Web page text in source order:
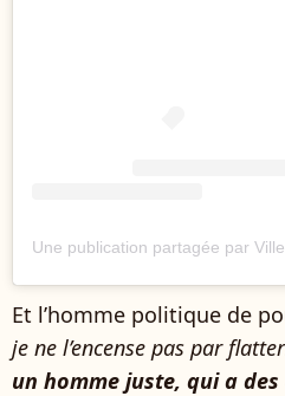
Et l’homme politique de
je ne l’encense pas par
un homme juste, qui a